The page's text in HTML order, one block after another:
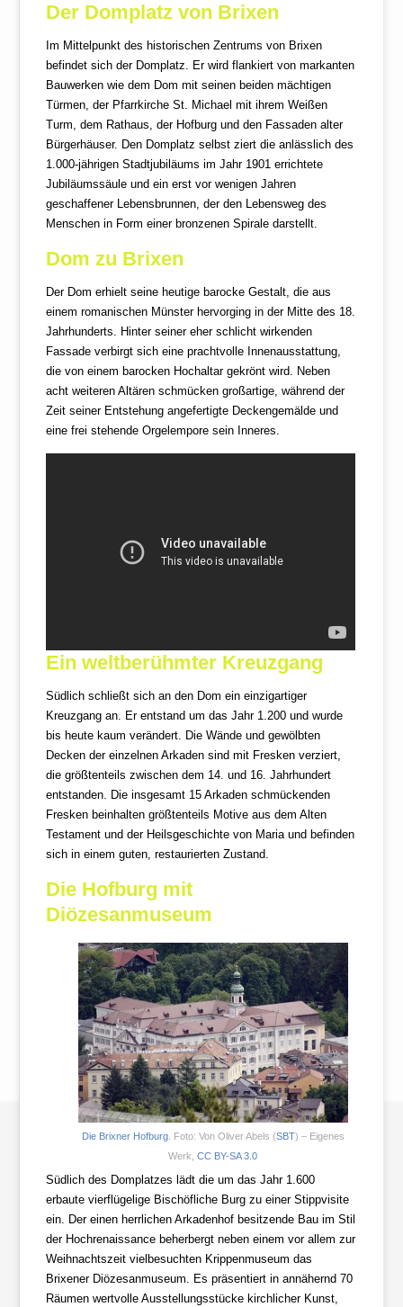
Der Domplatz von Brixen
Im Mittelpunkt des historischen Zentrums von Brixen
befindet sich der Domplatz. Er wird flankiert von markanten
Bauwerken wie dem Dom mit seinen beiden mächtigen
Türmen, der Pfarrkirche St. Michael mit ihrem Weißen
Turm, dem Rathaus, der Hofburg und den Fassaden alter
Bürgerhäuser. Den Domplatz selbst ziert die anlässlich des
1.000-jährigen Stadtjubiläums im Jahr 1901 errichtete
Jubiläumssäule und ein erst vor wenigen Jahren
geschaffener Lebensbrunnen, der den Lebensweg des
Menschen in Form einer bronzenen Spirale darstellt.
Dom zu Brixen
Der Dom erhielt seine heutige barocke Gestalt, die aus
einem romanischen Münster hervorging in der Mitte des 18.
Jahrhunderts. Hinter seiner eher schlicht wirkenden
Fassade verbirgt sich eine prachtvolle Innenausstattung,
die von einem barocken Hochaltar gekrönt wird. Neben
acht weiteren Altären schmücken großartige, während der
Zeit seiner Entstehung angefertigte Deckengemälde und
eine frei stehende Orgelempore sein Inneres.
Ein weltberühmter Kreuzgang
Südlich schließt sich an den Dom ein einzigartiger
Kreuzgang an. Er entstand um das Jahr 1.200 und wurde
bis heute kaum verändert. Die Wände und gewölbten
Decken der einzelnen Arkaden sind mit Fresken verziert,
die größtenteils zwischen dem 14. und 16. Jahrhundert
entstanden. Die insgesamt 15 Arkaden schmückenden
Fresken beinhalten größtenteils Motive aus dem Alten
Testament und der Heilsgeschichte von Maria und befinden
sich in einem guten, restaurierten Zustand.
Die Hofburg mit
Diözesanmuseum
Die Brixner Hofburg. Foto: Von Oliver Abels (SBT) – Eigenes
Werk ,CC BY-SA 3.0
Südlich des Domplatzes lädt die um das Jahr 1.600
erbaute vierflügelige Bischöfliche Burg zu einer Stippvisite
ein. Der einen herrlichen Arkadenhof besitzende Bau im Stil
der Hochrenaissance beherbergt neben einem vor allem zur
Weihnachtszeit vielbesuchten Krippenmuseum das
Brixener Diözesanmuseum. Es präsentiert in annähernd 70
Räumen wertvolle Ausstellungsstücke kirchlicher Kunst,